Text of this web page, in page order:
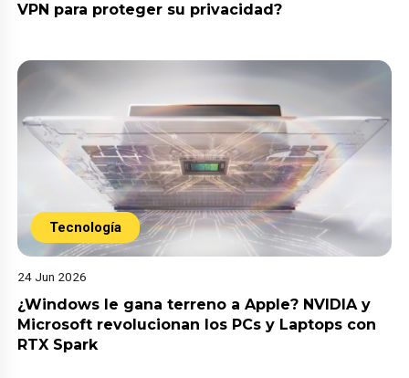
VPN para proteger su privacidad?
Tecnología
24 Jun 2026
¿Windows le gana terreno a Apple? NVIDIA y
Microsoft revolucionan los PCs y Laptops con
RTX Spark